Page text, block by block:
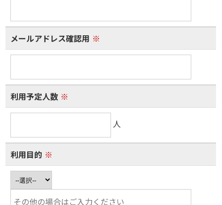
メールアドレス確認用 ※
利用予定人数 ※
人
利用目的 ※